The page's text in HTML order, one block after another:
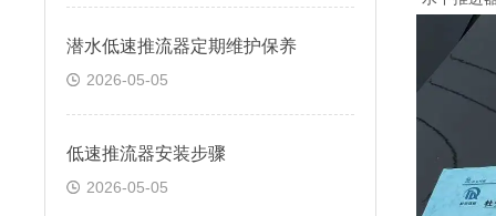
潜水低速推流器定期维护保养
2026-05-05
低速推流器安装步骤
2026-05-05